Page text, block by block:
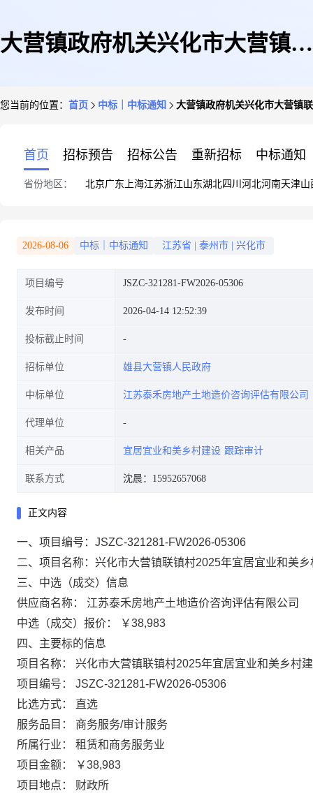
大营镇政府机关兴化市大营镇联
您当前的位置： 首页 中标｜中标通知 大营镇政府机关兴化市大营镇
首页 招标预告 招标公告 重新招标 中标通知
省份地区： 北京广东 上海江苏浙江山东湖北四川 河北河南天津山
2026-08-06 中标｜中标通知 江苏省 泰州市 兴化市
项目编号 JSZC-321281-FW2026-05306
发布时间 2026-04-14 12:52:39
投标截止时间
招标单位 雄县大营镇人民政府
中标单位 江苏泰禾房地产土地造价咨询评估有限公司
代理单位
相关产品 宜居宜业和美乡村建设 跟踪审计
联系方式 沈晨：15952657068
正文内容
一、项目编号：JSZC-321281-FW2026-05306
二、项目名称：兴化市大营镇联镇村2025年宜居宜业和美
三、中选（成交）信息
供应商名称： 江苏泰禾房地产土地造价咨询评估有限公司
中选（成交）报价： ￥38,983
四、主要标的信息
项目名称： 兴化市大营镇联镇村2025年宜居宜业和美乡村
项目编号： JSZC-321281-FW2026-05306
比选方式： 直选
服务品目： 商务服务/审计服务
所属行业： 租赁和商务服务业
项目金额： ￥38,983
项目地点： 财政所